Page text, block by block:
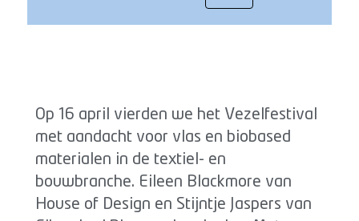
Op 16 april vierden we het Vezelfestival
met aandacht voor vlas en biobased
materialen in de textiel- en
bouwbranche. Eileen Blackmore van
House of Design en Stijntje Jaspers van